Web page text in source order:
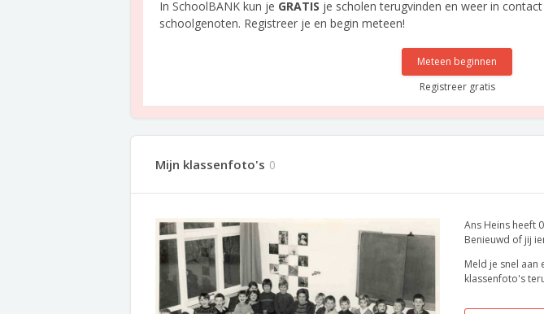
In SchoolBANK kun je GRATIS je scholen terugvinden en weer in
schoolgenoten. Registreer je en begin meteen!
Meteen beginnen
Registreer gratis
Mijn klassenfoto's 0
Ans Heins heeft
Benieuwd of jij
Meld je snel aan
klassenfoto's